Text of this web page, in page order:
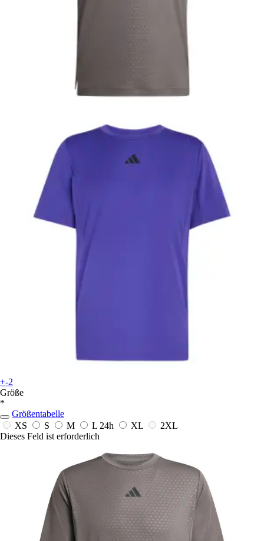
+-2
Größe
*
Größentabelle
XS
S M L 24h XL
2XL
Dieses Feld ist erforderlich